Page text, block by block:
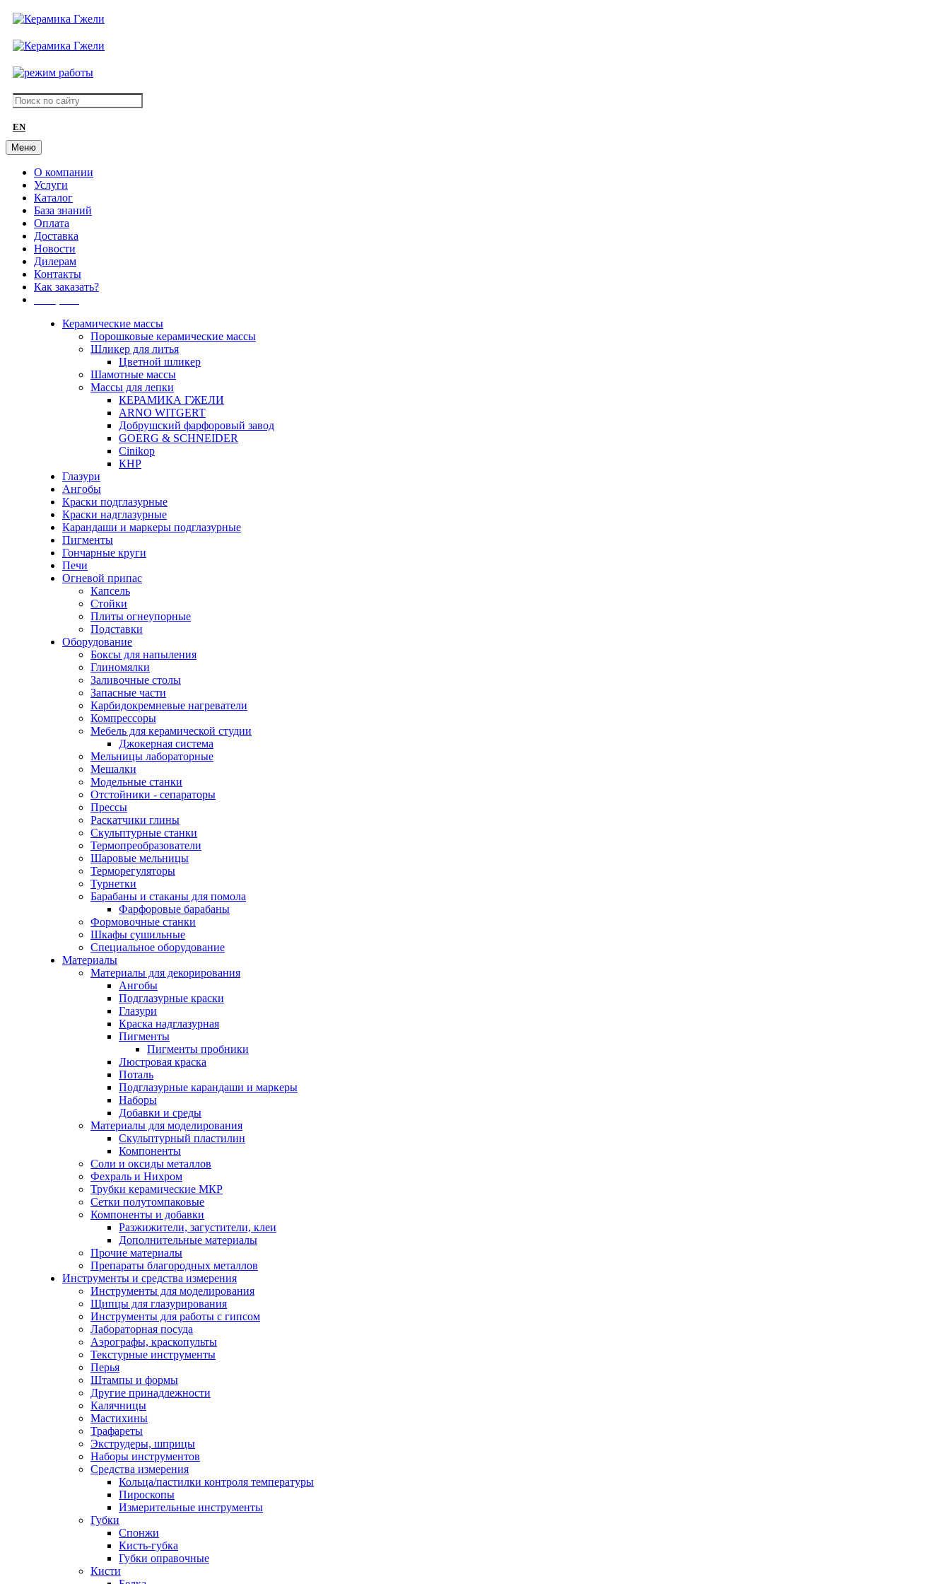
EN
Меню
О компании
Услуги
Каталог
База знаний
Оплата
Доставка
Новости
Дилерам
Контакты
Как заказать?
Керамические массы
Порошковые керамические массы
Шликер для литья
Цветной шликер
Шамотные массы
Массы для лепки
КЕРАМИКА ГЖЕЛИ
ARNO WITGERT
Добрушский фарфоровый завод
GOERG & SCHNEIDER
Cinikop
КНР
Глазури
Ангобы
Краски подглазурные
Краски надглазурные
Карандаши и маркеры подглазурные
Пигменты
Гончарные круги
Печи
Огневой припас
Капсель
Стойки
Плиты огнеупорные
Подставки
Оборудование
Боксы для напыления
Глиномялки
Заливочные столы
Запасные части
Карбидокремневые нагреватели
Компрессоры
Мебель для керамической студии
Джокерная система
Мельницы лабораторные
Мешалки
Модельные станки
Отстойники - сепараторы
Прессы
Раскатчики глины
Скульптурные станки
Термопреобразователи
Шаровые мельницы
Терморегуляторы
Турнетки
Барабаны и стаканы для помола
Фарфоровые барабаны
Формовочные станки
Шкафы сушильные
Специальное оборудование
Материалы
Материалы для декорирования
Ангобы
Подглазурные краски
Глазури
Краска надглазурная
Пигменты
Пигменты пробники
Люстровая краска
Поталь
Подглазурные карандаши и маркеры
Наборы
Добавки и среды
Материалы для моделирования
Скульптурный пластилин
Компоненты
Соли и оксиды металлов
Фехраль и Нихром
Трубки керамические МКР
Сетки полутомпаковые
Компоненты и добавки
Разжижители, загустители, клеи
Дополнительные материалы
Прочие материалы
Препараты благородных металлов
Инструменты и средства измерения
Инструменты для моделирования
Щипцы для глазурирования
Инструменты для работы с гипсом
Лабораторная посуда
Аэрографы, краскопульты
Текстурные инструменты
Перья
Штампы и формы
Другие принадлежности
Калячницы
Мастихины
Трафареты
Экструдеры, шприцы
Наборы инструментов
Средства измерения
Кольца/пастилки контроля температуры
Пироскопы
Измерительные инструменты
Губки
Спонжи
Кисть-губка
Губки оправочные
Кисти